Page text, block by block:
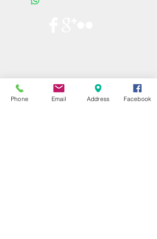
Phone Email Address Facebook